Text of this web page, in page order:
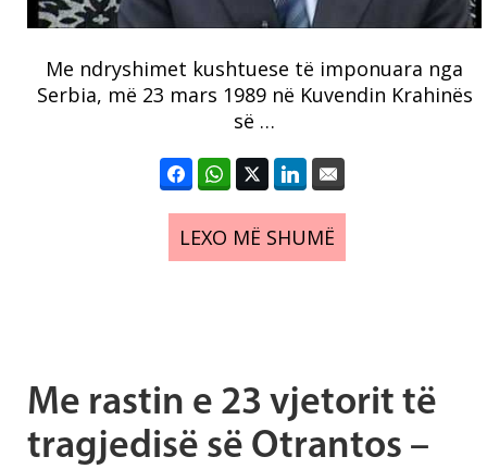
Me ndryshimet kushtuese të imponuara nga
Serbia, më 23 mars 1989 në Kuvendin Krahinës
së …
LEXO MË SHUMË
Me rastin e 23 vjetorit të
tragjedisë së Otrantos –